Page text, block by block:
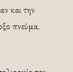
και την
πνεύμα.